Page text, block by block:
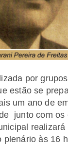
por
estão se
um ano de
junto com os
plenário às 16